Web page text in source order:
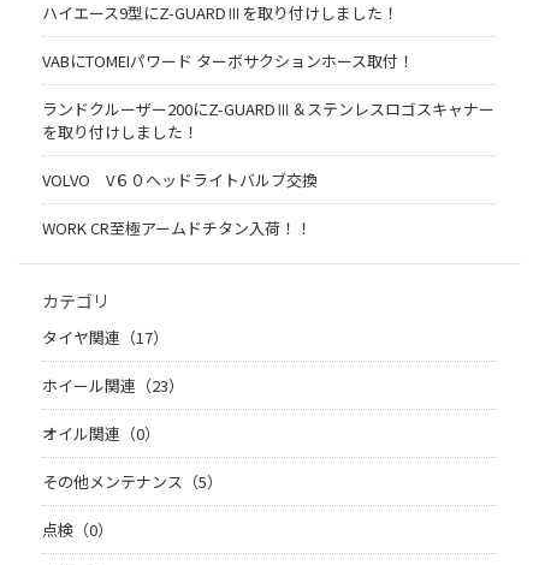
ハイエース9型にZ-GUARDⅢを取り付けしました！
VABにTOMEIパワード ターボサクションホース取付！
ランドクルーザー200にZ-GUARDⅢ＆ステンレスロゴスキャナー
を取り付けしました！
VOLVO V６０ヘッドライトバルブ交換
WORK CR至極アームドチタン入荷！！
カテゴリ
タイヤ関連（17）
ホイール関連（23）
オイル関連（0）
その他メンテナンス（5）
点検（0）